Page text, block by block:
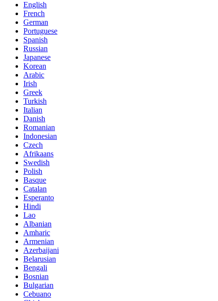
English
French
German
Portuguese
Spanish
Russian
Japanese
Korean
Arabic
Irish
Greek
Turkish
Italian
Danish
Romanian
Indonesian
Czech
Afrikaans
Swedish
Polish
Basque
Catalan
Esperanto
Hindi
Lao
Albanian
Amharic
Armenian
Azerbaijani
Belarusian
Bengali
Bosnian
Bulgarian
Cebuano